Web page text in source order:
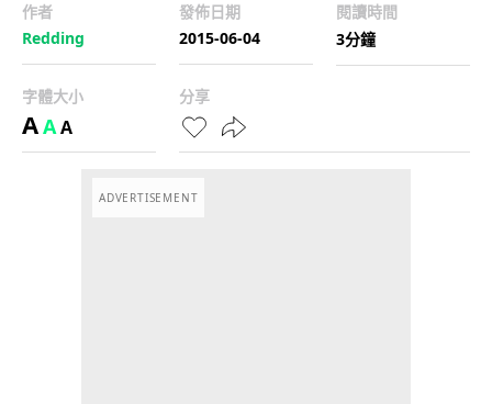
作者
Redding
發佈日期
2015-06-04
閱讀時間
3分鐘
字體大小
AAA
分享
ADVERTISEMENT